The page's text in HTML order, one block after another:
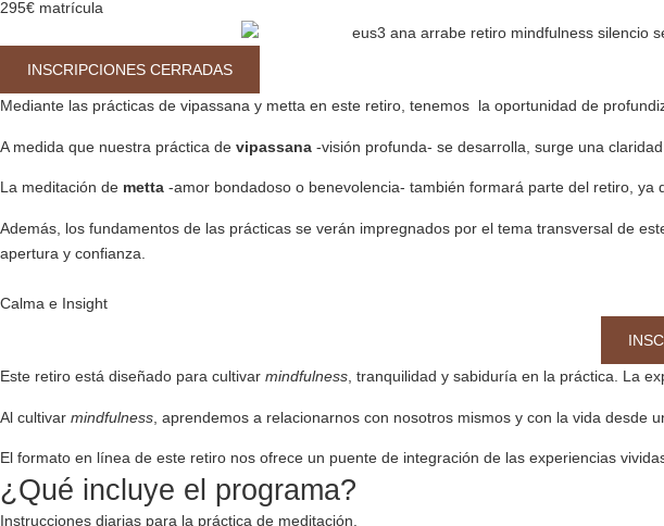
295€ matrícula
INSCRIPCIONES CERRADAS
Mediante las prácticas de vipassana y metta en este retiro, tenemos la oportunidad de
A medida que nuestra práctica de vipassana -visión profunda- se desarrolla, surge una
La meditación de metta -amor bondadoso o benevolencia- también formará parte del retiro,
Además, los fundamentos de las prácticas se verán impregnados por el tema transversal de
apertura y confianza.
Calma e Insight
Este retiro está diseñado para cultivar mindfulness, tranquilidad y sabiduría en la práctica. La
Al cultivar mindfulness , aprendemos a relacionarnos con nosotros mismos y con la vida desde
El formato en línea de este retiro nos ofrece un puente de integración de las experiencias
¿Qué incluye el programa?
Instrucciones diarias para la práctica de meditación.